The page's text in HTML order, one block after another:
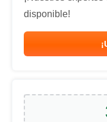
disponible!